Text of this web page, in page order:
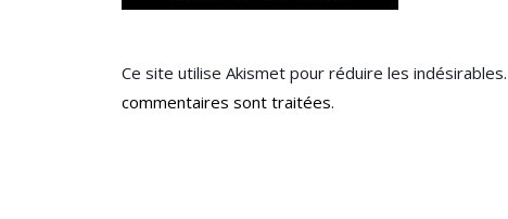
Ce site utilise Akismet pour réduire les indésirables.
commentaires sont traitées.